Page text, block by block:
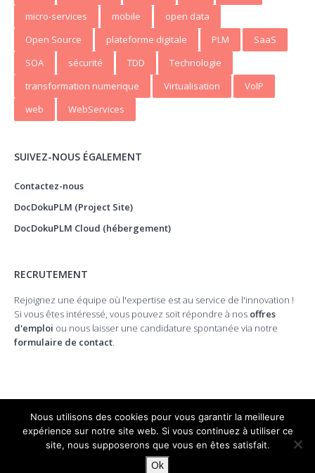
micro-services
mobile
open data
Open Source
plateforme digitale PLM
SaaS
SOA
sécurité TDD
Technologie
transformation numerique
Virtualisation
VoIP
web
WebServices
SUIVEZ-NOUS ÉGALEMENT
Contactez-nous
DocDokuPLM (Project Site)
DocDokuPLM Cloud (hébergement)
RECRUTEMENT
Rejoignez une équipe où l'expertise est au service de l'innovation !
Si vous êtes intéressé, vous pouvez soit répondre à nos offres
d'emploi ou nous laisser une candidature spontanée via notre
formulaire de contact.
© 2026 DocDoku.
Nous utilisons des cookies pour vous garantir la meilleure
expérience sur notre site web. Si vous continuez à utiliser ce
site, nous supposerons que vous en êtes satisfait.
Ok